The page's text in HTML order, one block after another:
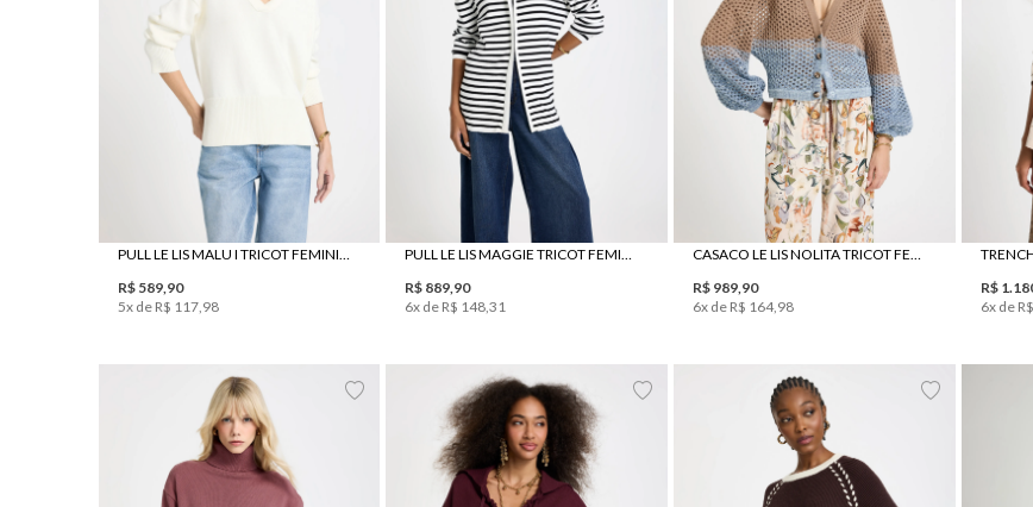
PULL LE LIS MALU I TRICOT FEMININO
R$ 589, 90
5x de R$ 117, 98
PULL LE LIS MAGGIE TRICOT FEMININO
R$ 889 90
6x de R$ 148 ,31
CASACO LE LIS NOLITA TRICOT FEMININO
R$ 989 90
6x de R$ 164, 98
R$ 1.
6x de R$
PP P PP PP P